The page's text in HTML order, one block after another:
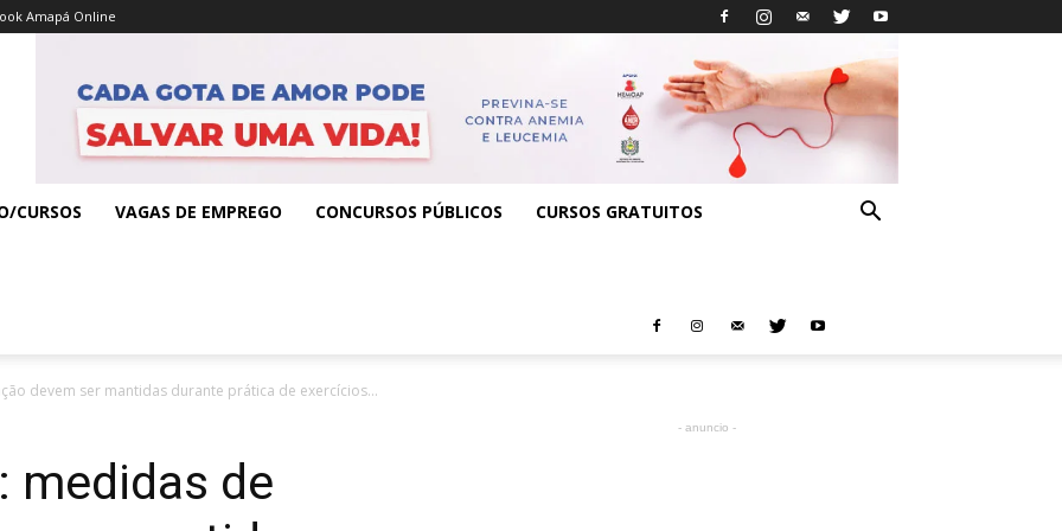
Amapá Online
CURSOS VAGAS DE EMPREGO CONCURSOS PÚBLICOS CURSOS GRATUITOS
devem ser mantidas durante prática de exercícios...
medidas de
- anuncio -